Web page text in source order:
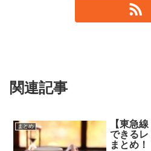
関連記事
まとめ
【東急
できる
まとめ！